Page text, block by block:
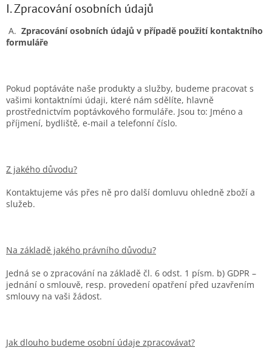
I. Zpracování osobních údajů
A. Zpracování osobních údajů v případě použití kontaktního
formuláře
Pokud poptáváte naše produkty a služby, budeme pracovat s
vašimi kontaktními údaji, které nám sdělíte, hlavně
prostřednictvím poptávkového formuláře. Jsou to: Jméno a
příjmení, bydliště, e-mail a telefonní číslo.
Z jakého důvodu?
Kontaktujeme vás přes ně pro další domluvu ohledně zboží a
služeb.
Na základě jakého právního důvodu?
Jedná se o zpracování na základě čl. 6 odst. 1 písm. b) GDPR –
jednání o smlouvě, resp. provedení opatření před uzavřením
smlouvy na vaši žádost.
Jak dlouho budeme osobní údaje zpracovávat?